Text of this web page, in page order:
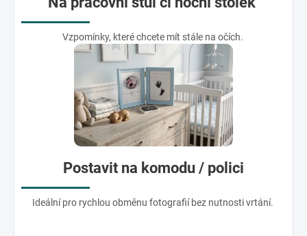
Vzpomínky, které chcete mít stále na očích.
Postavit na komodu / polici
Ideální pro rychlou obměnu fotografií bez nutnosti vrtání.